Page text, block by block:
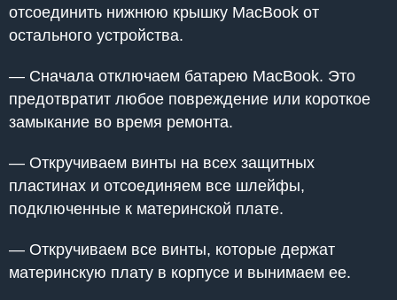
отсоединить нижнюю крышку MacBook от
остального устройства.
— Сначала отключаем батарею MacBook. Это
предотвратит любое повреждение или короткое
замыкание во время ремонта.
— Откручиваем винты на всех защитных
пластинах и отсоединяем все шлейфы,
подключенные к материнской плате.
— Откручиваем все винты, которые держат
материнскую плату в корпусе и вынимаем ее.